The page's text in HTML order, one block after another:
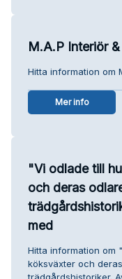
M.A.P Interiör
Hitta information om
Mer info
"Vi odlade till
och deras
med
Hitta information om
köksväxter och
trädgårdshistoriker.